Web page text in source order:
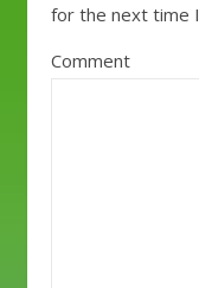
for the next time
Comment